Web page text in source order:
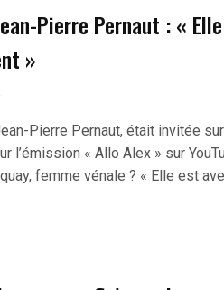
Pierre Pernaut : «
»
Pierre Pernaut, était invitée
l’émission « Allo Alex » sur
femme vénale ? « Elle est